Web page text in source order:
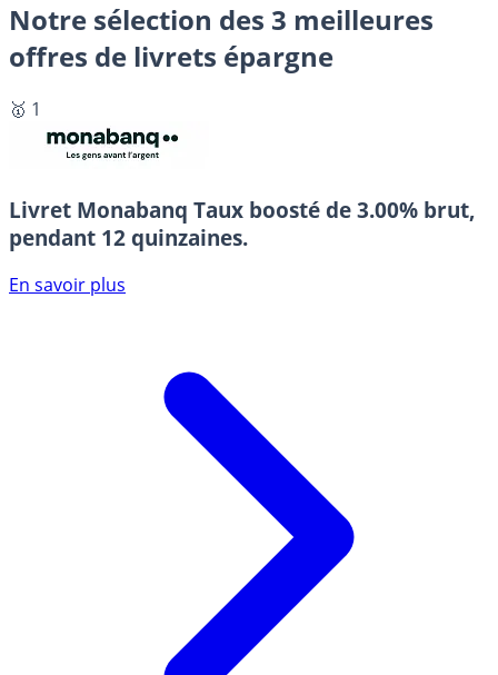
Notre sélection des 3 meilleures
offres de livrets épargne
🥇 1
Livret Monabanq Taux boosté de 3.00% brut,
pendant 12 quinzaines.
En savoir plus